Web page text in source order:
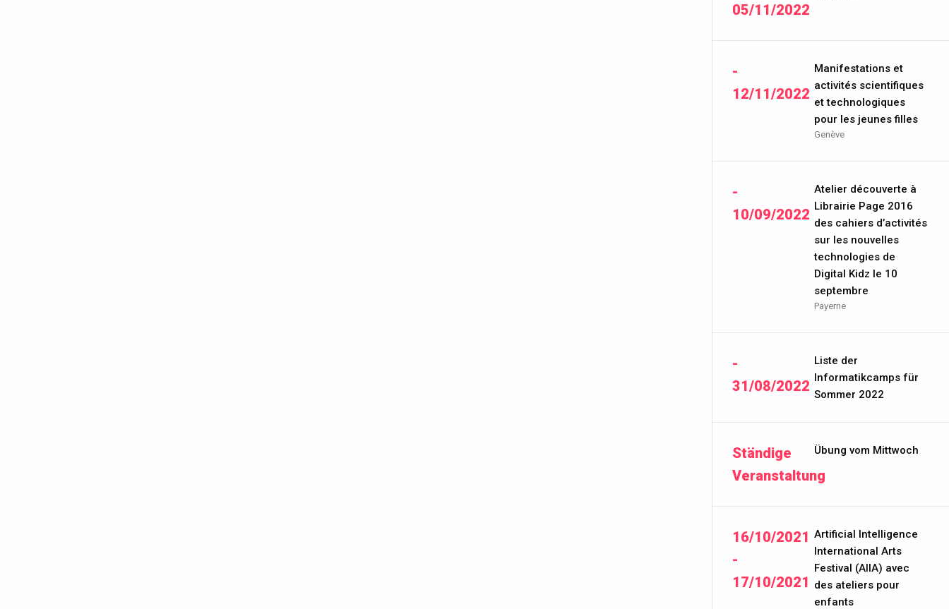
05/11/2022
-
12/11/2022
Manifestations et
activités scientifiques
et technologiques
pour les jeunes filles
Genève
-
10/09/2022
Atelier découverte à
Librairie Page 2016
des cahiers d’activités
sur les nouvelles
technologies de
Digital Kidz le 10
septembre
Payerne
-
31/08/2022
Liste der
Informatikcamps für
Sommer 2022
Ständige
Veranstaltung
Übung vom Mittwoch
16/10/2021
-
17/10/2021
Artificial Intelligence
International Arts
Festival (AIIA) avec
des ateliers pour
enfants